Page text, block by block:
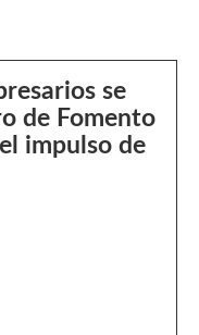
se
de Fomento
impulso de